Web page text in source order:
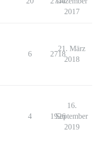
2017
6 2718
21. März
2018
4 1926
16.
September
2019